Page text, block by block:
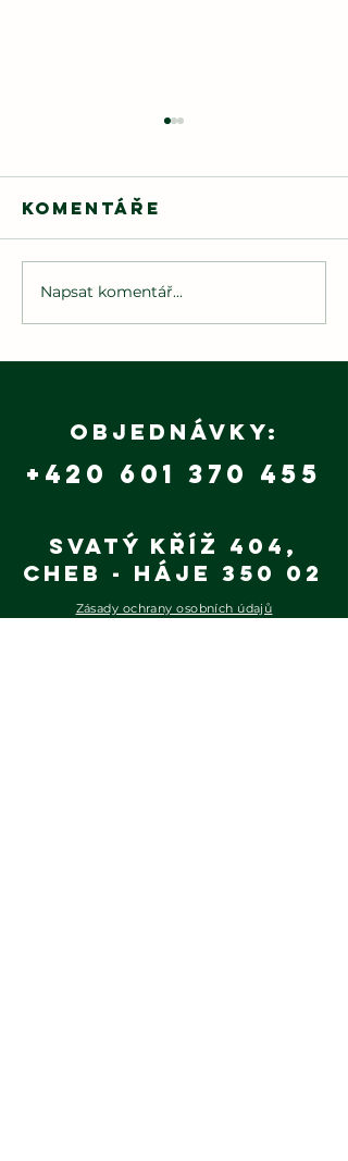
Hasiči dětem
2025
Komentáře
Napsat komentář...
Objednávky:
+420 601 370 455
Svatý Kříž 404,
Cheb - Háje 350 02
Zásady ochrany osobních údajů